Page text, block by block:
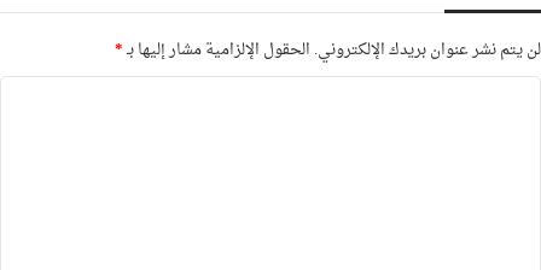
لن يتم نشر عنوان بريدك الإلكتروني. الحقول الإلزامية مشار إليها بـ*